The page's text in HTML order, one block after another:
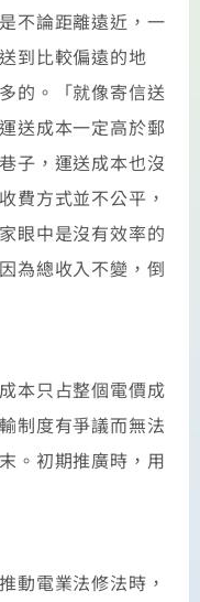
不論距離遠近，一
到比較偏遠的地
的。「就像寄信送
送成本一定高於郵
子，運送成本也沒
費方式並不公平，
眼中是沒有效率的
為總收入不變，倒
本只占整個電價成
制度有爭議而無法
。初期推廣時，用
電業法修法時，